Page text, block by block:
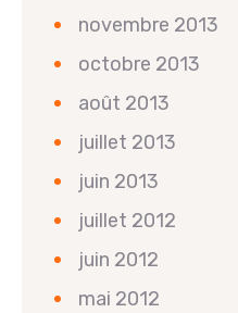
novembre 2013
octobre 2013
août 2013
juillet 2013
juin 2013
juillet 2012
juin 2012
mai 2012